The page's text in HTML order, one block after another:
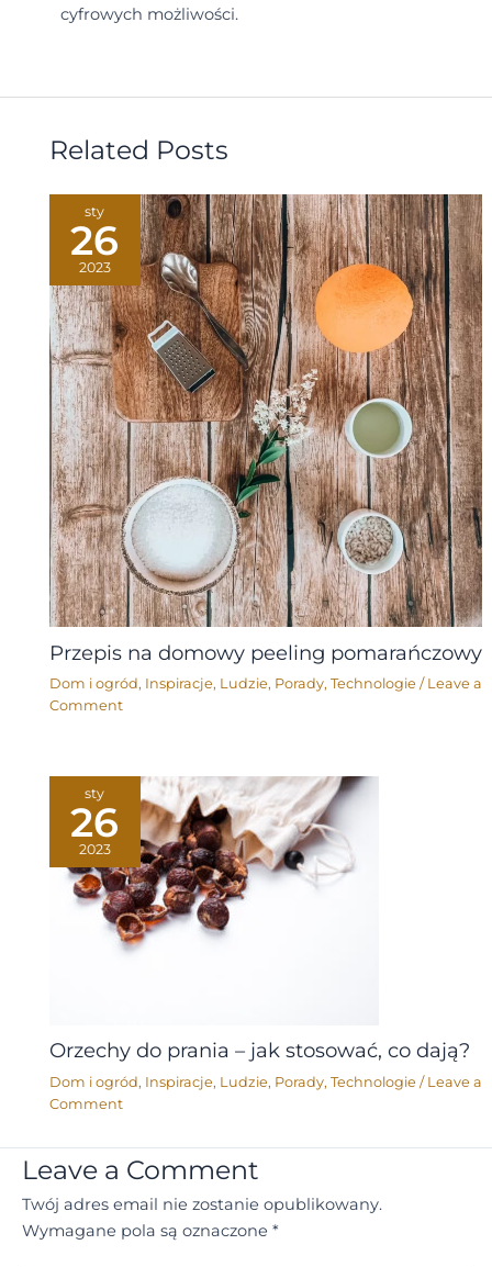
cyfrowych możliwości.
Related Posts
sty
26
2023
Przepis na domowy peeling pomarańczowy
Dom i ogród, Inspiracje, Ludzie, Porady, Technologie / Leave a
Comment
sty
26
2023
Orzechy do prania – jak stosować, co dają?
Dom i ogród, Inspiracje, Ludzie, Porady, Technologie / Leave a
Comment
Leave a Comment
Twój adres email nie zostanie opublikowany.
Wymagane pola są oznaczone *